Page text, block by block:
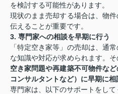
を検討する可能性があります。
現状のまま売却する場合は、物
伝えることが重要です。
3. 専門家への相談を早期に行う
「特定空き家等」の売却は、通
な知識や対応が求められます。
空き家問題や再建築不可物件な
コンサルタントなど）に早期に相
専門家は、以下のサポートをして